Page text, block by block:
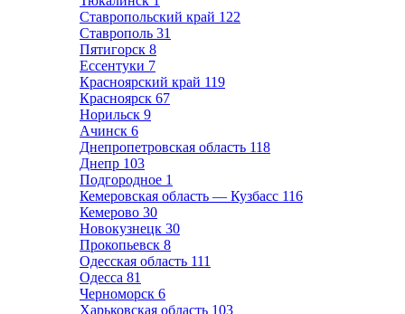
Ставропольский край 122
Ставрополь 31
Пятигорск 8
Ессентуки 7
Красноярский край 119
Красноярск 67
Норильск 9
Ачинск 6
Днепропетровская область 118
Днепр 103
Подгородное 1
Кемеровская область — Кузбасс 116
Кемерово 30
Новокузнецк 30
Прокопьевск 8
Одесская область 111
Одесса 81
Черноморск 6
Харьковская область 103